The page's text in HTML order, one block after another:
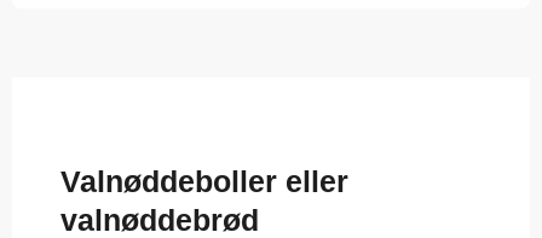
Valnøddeboller eller
valnøddebrød